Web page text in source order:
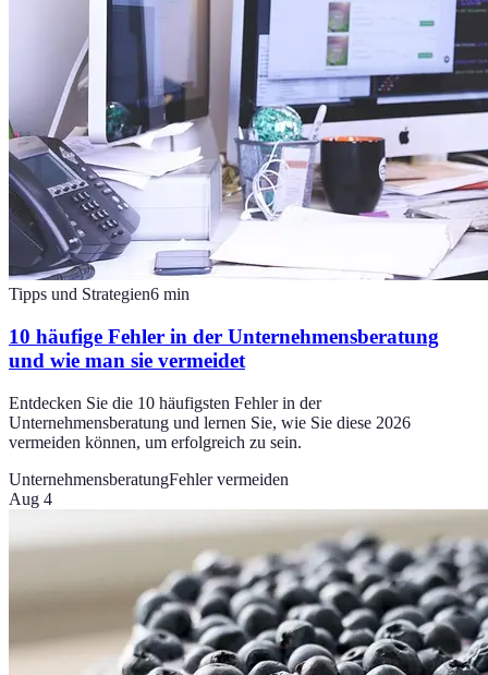
Tipps und Strategien6 min
10 häufige Fehler in der Unternehmensberatung
und wie man sie vermeidet
Entdecken Sie die 10 häufigsten Fehler in der
Unternehmensberatung und lernen Sie, wie Sie diese 2026
vermeiden können, um erfolgreich zu sein.
UnternehmensberatungFehler vermeiden
Aug 4